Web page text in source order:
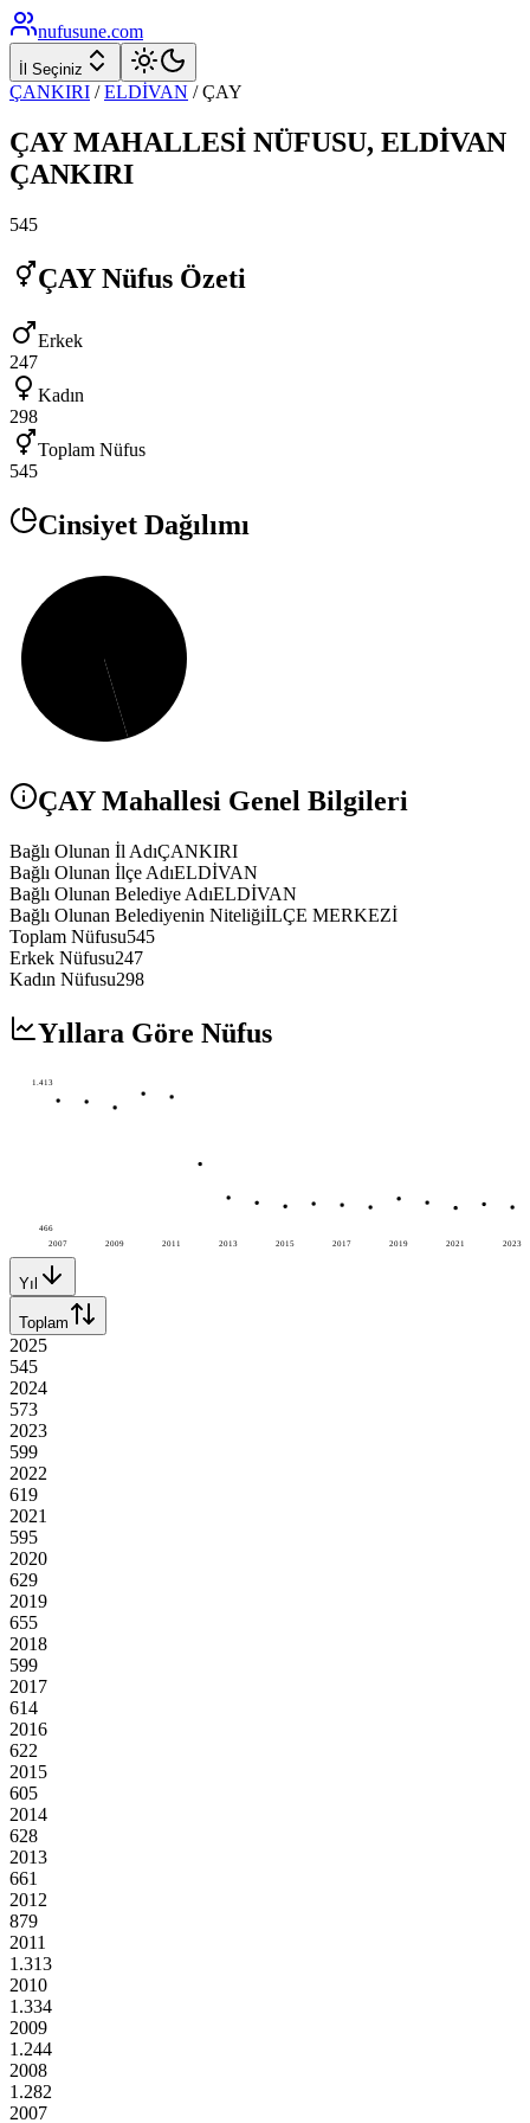
nufusune.com
İl Seçiniz
ÇANKIRI / ELDİVAN /ÇAY
ÇAYMAHALLESİ NÜFUSU, ELDİVAN
ÇANKIRI
545
ÇAYNüfus Özeti
Erkek
247
Kadın
298
Toplam Nüfus
545
Cinsiyet Dağılımı
ÇAYMahallesi Genel Bilgileri
Bağlı Olunan İl AdıÇANKIRI
Bağlı Olunan İlçe AdıELDİVAN
Bağlı Olunan Belediye AdıELDİVAN
Bağlı Olunan Belediyenin NiteliğiİLÇE MERKEZİ
Toplam Nüfusu545
Erkek Nüfusu247
Kadın Nüfusu298
Yıllara Göre Nüfus
2007 2009 2011 2013 2015 2017 2019 2021 2023
1.413
466
Yıl
Toplam
2025
545
2024
573
2023
599
2022
619
2021
595
2020
629
2019
655
2018
599
2017
614
2016
622
2015
605
2014
628
2013
661
2012
879
2011
1.313
2010
1.334
2009
1.244
2008
1.282
2007